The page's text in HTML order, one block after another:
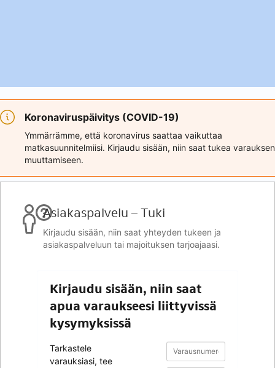
Koronaviruspäivitys (COVID-19)
Ymmärrämme, että koronavirus saattaa vaikuttaa
matkasuunnitelmiisi. Kirjaudu sisään, niin saat tukea varauksen
muuttamiseen.
Asiakaspalvelu – Tuki
Kirjaudu sisään, niin saat yhteyden tukeen ja
asiakaspalveluun tai majoituksen tarjoajaasi.
Kirjaudu sisään, niin saat
apua varaukseesi liittyvissä
kysymyksissä
Tarkastele
varauksiasi, tee
Varausnumero
Varausnumero